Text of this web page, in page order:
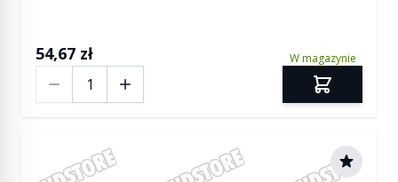
54,67 zł W magazynie